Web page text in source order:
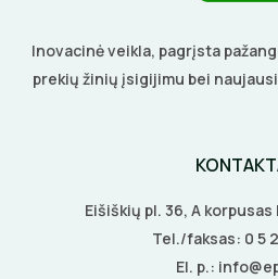
Inovacinė veikla, pagrįsta
prekių žinių įsigijimu bei
Eišiškių pl. 36, A
Tel./faksas: 0 5
El. p.: